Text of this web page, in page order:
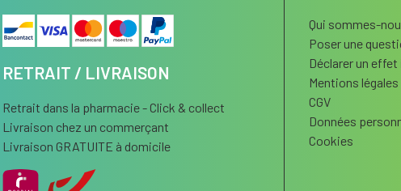
RETRAIT / LIVRAISON
Retrait dans la pharmacie - Click & collect
Livraison chez un commerçant
Livraison GRATUITE à domicile
Qui sommes-
Poser une
Déclarer un
Mentions légales
CGV
Données
Cookies